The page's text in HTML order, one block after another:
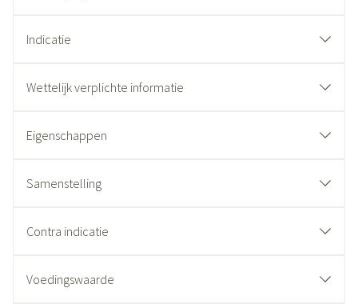
Indicatie
Wettelijk verplichte informatie
Eigenschappen
Samenstelling
Contra indicatie
Voedingswaarde